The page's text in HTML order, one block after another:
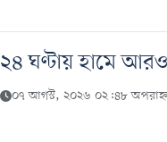
২৪ ঘণ্টায় হামে
০৭ আগস্ট, ২০২৬ ০২:৪৮ অপরাহ্ন